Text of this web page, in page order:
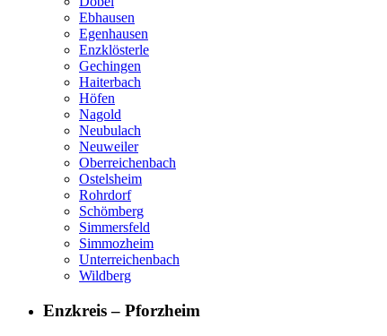
Ebhausen
Egenhausen
Enzklösterle
Gechingen
Haiterbach
Höfen
Nagold
Neubulach
Neuweiler
Oberreichenbach
Ostelsheim
Rohrdorf
Schömberg
Simmersfeld
Simmozheim
Unterreichenbach
Wildberg
Enzkreis – Pforzheim